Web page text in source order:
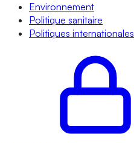
Environnement
Politique sanitaire
Politiques internationales